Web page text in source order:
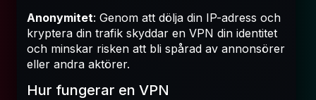
Anonymitet: Genom att dölja din IP-adress och
kryptera din trafik skyddar en VPN din identitet
och minskar risken att bli spårad av annonsörer
eller andra aktörer.
Hur fungerar en VPN